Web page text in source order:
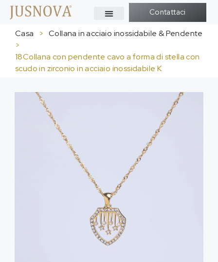
Contattaci
Casa > Collana in acciaio inossidabile & Pendente
>
18Collana con pendente cavo a forma di stella con
scudo in zirconio in acciaio inossidabile K